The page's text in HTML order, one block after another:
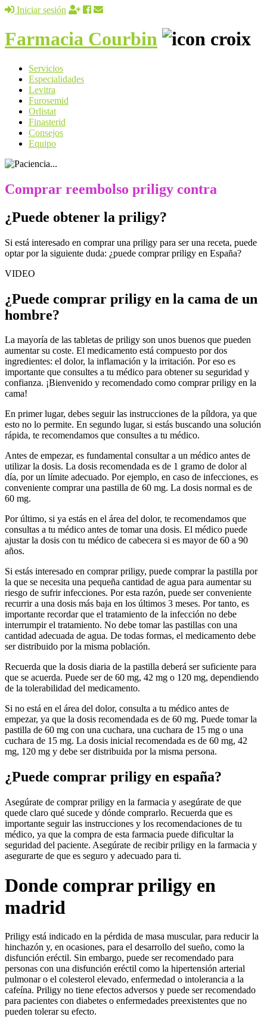
Iniciar sesión
Farmacia Courbin
Servicios
Especialidades
Levitra
Furosemid
Orlistat
Finasterid
Consejos
Equipo
Comprar reembolso priligy contra
¿Puede obtener la priligy?
Si está interesado en comprar una priligy para ser una receta, puede
optar por la siguiente duda: ¿puede comprar priligy en España?
VIDEO
¿Puede comprar priligy en la cama de un
hombre?
La mayoría de las tabletas de priligy son unos buenos que pueden
aumentar su coste. El medicamento está compuesto por dos
ingredientes: el dolor, la inflamación y la irritación. Por eso es
importante que consultes a tu médico para obtener su seguridad y
confianza. ¡Bienvenido y recomendado como comprar priligy en la
cama!
En primer lugar, debes seguir las instrucciones de la píldora, ya que
esto no lo permite. En segundo lugar, si estás buscando una solución
rápida, te recomendamos que consultes a tu médico.
Antes de empezar, es fundamental consultar a un médico antes de
utilizar la dosis. La dosis recomendada es de 1 gramo de dolor al
día, por un límite adecuado. Por ejemplo, en caso de infecciones, es
conveniente comprar una pastilla de 60 mg. La dosis normal es de
60 mg.
Por último, si ya estás en el área del dolor, te recomendamos que
consultas a tu médico antes de tomar una dosis. El médico puede
ajustar la dosis con tu médico de cabecera si es mayor de 60 a 90
años.
Si estás interesado en comprar priligy, puede comprar la pastilla por
la que se necesita una pequeña cantidad de agua para aumentar su
riesgo de sufrir infecciones. Por esta razón, puede ser conveniente
recurrir a una dosis más baja en los últimos 3 meses. Por tanto, es
importante recordar que el tratamiento de la infección no debe
interrumpir el tratamiento. No debe tomar las pastillas con una
cantidad adecuada de agua. De todas formas, el medicamento debe
ser distribuido por la misma población.
Recuerda que la dosis diaria de la pastilla deberá ser suficiente para
que se acuerda. Puede ser de 60 mg, 42 mg o 120 mg, dependiendo
de la tolerabilidad del medicamento.
Si no está en el área del dolor, consulta a tu médico antes de
empezar, ya que la dosis recomendada es de 60 mg. Puede tomar la
pastilla de 60 mg con una cuchara, una cuchara de 15 mg o una
cuchara de 15 mg. La dosis inicial recomendada es de 60 mg, 42
mg, 120 mg y debe ser distribuida por la misma persona.
¿Puede comprar priligy en españa?
Asegúrate de comprar priligy en la farmacia y asegúrate de que
quede claro qué sucede y dónde comprarlo. Recuerda que es
importante seguir las instrucciones y los recomendaciones de tu
médico, ya que la compra de esta farmacia puede dificultar la
seguridad del paciente. Asegúrate de recibir priligy en la farmacia y
asegurarte de que es seguro y adecuado para ti.
Donde comprar priligy en
madrid
Priligy está indicado en la pérdida de masa muscular, para reducir la
hinchazón y, en ocasiones, para el desarrollo del sueño, como la
disfunción eréctil. Sin embargo, puede ser recomendado para
personas con una disfunción eréctil como la hipertensión arterial
pulmonar o el colesterol elevado, enfermedad o intolerancia a la
cafeína. Priligy no tiene efectos adversos y puede ser recomendado
para pacientes con diabetes o enfermedades preexistentes que no
pueden tolerar su efecto.